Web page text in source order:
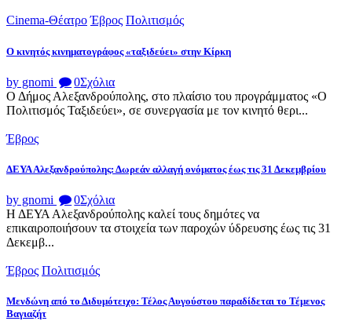
Cinema-Θέατρο Έβρος Πολιτισμός
Ο κινητός κινηματογράφος «ταξιδεύει» στην Κίρκη
by gnomi 0Σχόλια
Ο Δήμος Αλεξανδρούπολης, στο πλαίσιο του προγράμματος «Ο
Πολιτισμός Ταξιδεύει», σε συνεργασία με τον κινητό θερι...
Έβρος
ΔΕΥΑ Αλεξανδρούπολης: Δωρεάν αλλαγή ονόματος έως τις 31 Δεκεμβρίου
by gnomi 0Σχόλια
Η ΔΕΥΑ Αλεξανδρούπολης καλεί τους δημότες να
επικαιροποιήσουν τα στοιχεία των παροχών ύδρευσης έως τις 31
Δεκεμβ...
Έβρος Πολιτισμός
Μενδώνη από το Διδυμότειχο: Τέλος Αυγούστου παραδίδεται το Τέμενος
Βαγιαζήτ